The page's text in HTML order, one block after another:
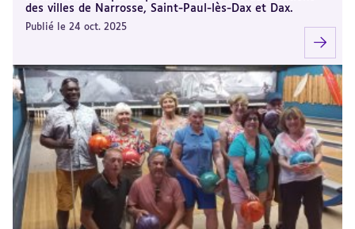
des villes de Narrosse, Saint-Paul-lès-Dax et Dax.
Publié le 24 oct. 2025